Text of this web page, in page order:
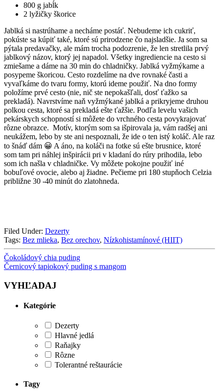
800 g jabĺk
2 lyžičky škorice
Jablká si nastrúhame a necháme postáť. Nebudeme ich cukriť,
pokúste sa kúpiť také, ktoré sú prirodzene čo najsladšie. Ja som sa
pýtala predavačky, ale mám trocha podozrenie, že len stretlila prvý
jablkový názov, ktorý jej napadol. Všetky ingrediencie na cesto si
zmiešame a dáme na 30 min do chladničky. Jablká vyžmýkame a
posypeme škoricou. Cesto rozdelíme na dve rovnaké časti a
vyvaľkáme do tvaru formy, ktorú ideme použiť. Na dno formy
položíme prvé cesto (nie, nič ste nepokašľali, dosť ťažko sa
prekladá). Navrstvíme naň vyžmýkané jablká a prikryjeme druhou
polkou cesta, ktoré sa prekladá ešte ťažšie. Podľa levelu vašich
pekárskych schopností si môžete do vrchného cesta povykrajovať
rôzne obrazce. Motív, ktorým som sa išpirovala ja, vám radšej ani
neukážem, lebo by ste ani nespoznali, že ide o ten istý koláč. Ale raz
to šnáď dám 😀 A áno, na koláči na fotke sú ešte brusnice, ktoré
som tam pri náhlej inšpirácii pri v kladaní do rúry prihodila, lebo
som ich našla v chladničke. Vy môžete pokojne použiť iné
bobuľové ovocie, alebo aj žiadne. Pečieme pri 180 stupňoch Celzia
približne 30 -40 minút do zlatohneda.
Filed Under: Dezerty
Tags: Bez mlieka, Bez orechov, Nízkohistamínové (HIIT)
Čokoládový chia puding
Černicový tapiokový puding s mangom
VYHĽADAJ
Kategórie
Dezerty
Hlavné jedlá
Raňajky
Rôzne
Tolerantné reštaurácie
Tagy